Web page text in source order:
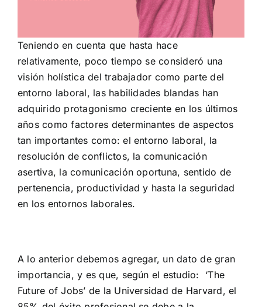
Teniendo en cuenta que hasta hace
relativamente, poco tiempo se consideró una
visión holística del trabajador como parte del
entorno laboral, las habilidades blandas han
adquirido protagonismo creciente en los últimos
años como factores determinantes de aspectos
tan importantes como: el entorno laboral, la
resolución de conflictos, la comunicación
asertiva, la comunicación oportuna, sentido de
pertenencia, productividad y hasta la seguridad
en los entornos laborales.
A lo anterior debemos agregar, un dato de gran
importancia, y es que, según el estudio: ‘The
Future of Jobs’ de la Universidad de Harvard, el